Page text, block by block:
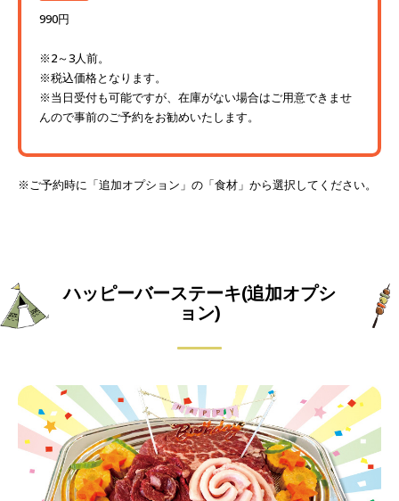
990円
※2～3人前。
※税込価格となります。
※当日受付も可能ですが、在庫がない場合はご用意できませ
んので事前のご予約をお勧めいたします。
※ご予約時に「追加オプション」の「食材」から選択してください。
ハッピーバーステーキ(追加オプシ
ョン)